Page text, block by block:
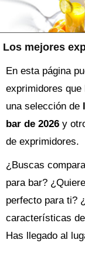
Los mejores
En esta página
exprimidores que
una selección de
bar de 2026 y
de exprimidores.
¿Buscas
para bar?
perfecto para ti?
características
Has llegado al